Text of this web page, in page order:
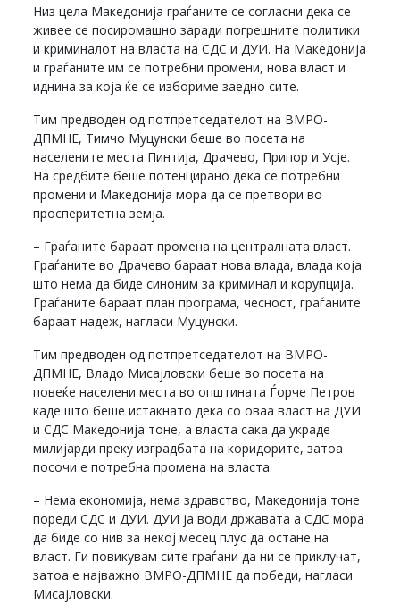
Низ цела Македонија граѓаните се согласни дека се
живее се посиромашно заради погрешните политики
и криминалот на власта на СДС и ДУИ. На Македонија
и граѓаните им се потребни промени, нова власт и
иднина за која ќе се избориме заедно сите.
Тим предводен од потпретседателот на ВМРО-
ДПМНЕ, Тимчо Муцунски беше во посета на
населените места Пинтија, Драчево, Припор и Усје.
На средбите беше потенцирано дека се потребни
промени и Македонија мора да се претвори во
просперитетна земја.
– Граѓаните бараат промена на централната власт.
Граѓаните во Драчево бараат нова влада, влада која
што нема да биде синоним за криминал и корупција.
Граѓаните бараат план програма, чесност, граѓаните
бараат надеж, нагласи Муцунски.
Тим предводен од потпретседателот на ВМРО-
ДПМНЕ, Владо Мисајловски беше во посета на
повеќе населени места во општината Ѓорче Петров
каде што беше истакнато дека со оваа власт на ДУИ
и СДС Македонија тоне, а власта сака да украде
милијарди преку изградбата на коридорите, затоа
посочи е потребна промена на власта.
– Нема економија, нема здравство, Македонија тоне
пореди СДС и ДУИ. ДУИ ја води државата а СДС мора
да биде со нив за некој месец плус да остане на
власт. Ги повикувам сите граѓани да ни се приклучат,
затоа е најважно ВМРО-ДПМНЕ да победи, нагласи
Мисајловски.